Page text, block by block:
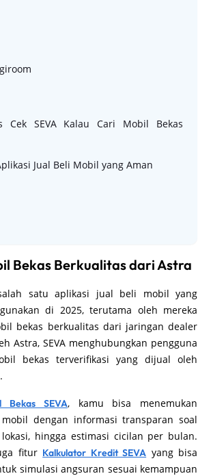
Cek SEVA Kalau Cari Mobil Bekas
Jual Beli Mobil yang Aman
Bekas Berkualitas dari Astra
satu aplikasi jual beli mobil yang
di 2025, terutama oleh mereka
bekas berkualitas dari jaringan dealer
Astra, SEVA menghubungkan pengguna
bekas terverifikasi yang dijual oleh
Bekas SEVA, kamu bisa menemukan
dengan informasi transparan soal
hingga estimasi cicilan per bulan.
fitur Kalkulator Kredit SEVA yang bisa
simulasi angsuran sesuai kemampuan